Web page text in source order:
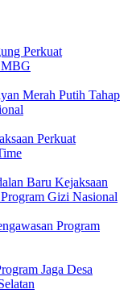
Perkuat
MBG
Merah Putih Tahap
Perkuat
Baru Kejaksaan
Gizi Nasional
Program
Jaga Desa